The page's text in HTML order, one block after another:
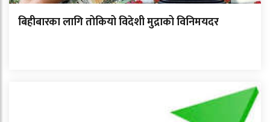
बिहीबारका लागि तोकियो विदेशी मुद्राको विनिमयदर